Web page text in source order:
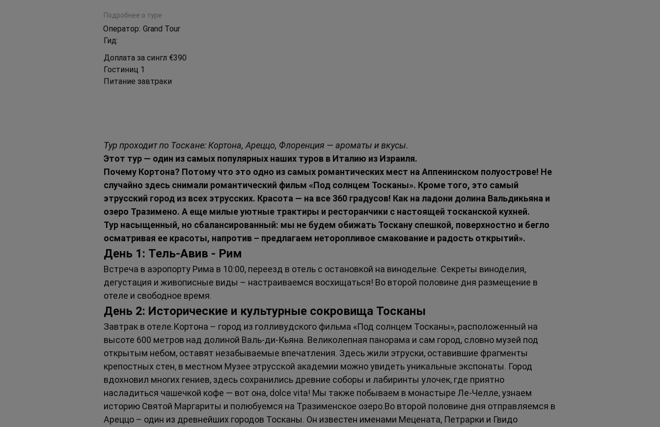
Подробнее о туре
Оператор: Grand Tour
Гид:
Доплата за сингл €390
Гостиниц 1
Питание завтраки
Тур проходит по Тоскане: Кортона, Ареццо, Флоренция — ароматы и вкусы.
Этот тур — один из самых популярных наших туров в Италию из Израиля.
Почему Кортона? Потому что это одно из самых романтических мест на Аппенинском полуострове! Не
случайно здесь снимали романтический фильм «Под солнцем Тосканы». Кроме того, это самый
этрусский город из всех этрусских. Красота — на все 360 градусов! Как на ладони долина Вальдикьяна и
озеро Тразимено. А еще милые уютные трактиры и ресторанчики с настоящей тосканской кухней.
Тур насыщенный, но сбалансированный: мы не будем обижать Тоскану спешкой, поверхностно и бегло
осматривая ее красоты, напротив – предлагаем неторопливое смакование и радость открытий».
День 1: Тель-Авив - Рим
Встреча в аэропорту Рима в 10:00, переезд в отель с остановкой на винодельне. Секреты виноделия,
дегустация и живописные виды – настраиваемся восхищаться! Во второй половине дня размещение в
отеле и свободное время.
День 2: Исторические и культурные сокровища Тосканы
Завтрак в отеле.Кортона – город из голливудского фильма «Под солнцем Тосканы», расположенный на
высоте 600 метров над долиной Валь-ди-Кьяна. Великолепная панорама и сам город, словно музей под
открытым небом, оставят незабываемые впечатления. Здесь жили этруски, оставившие фрагменты
крепостных стен, в местном Музее этрусской академии можно увидеть уникальные экспонаты. Город
вдохновил многих гениев, здесь сохранились древние соборы и лабиринты улочек, где приятно
насладиться чашечкой кофе — вот она, dolce vita! Мы также побываем в монастыре Ле-Челле, узнаем
историю Святой Маргариты и полюбуемся на Тразименское озеро.Во второй половине дня отправляемся в
Ареццо – один из древнейших городов Тосканы. Он известен именами Мецената, Петрарки и Гвидо